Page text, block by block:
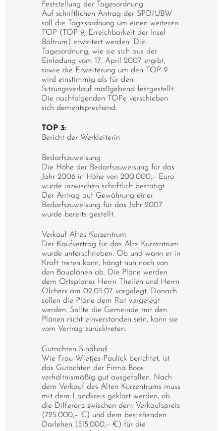
Feststellung der Tagesordnung
Auf schriftlichen Antrag der SPD/UBW
soll die Tagesordnung um einen weiteren
TOP (TOP 9, Erreichbarkeit der Insel
Baltrum) erweitert werden. Die
Tagesordnung, wie sie sich aus der
Einladung vom 17. April 2007 ergibt,
sowie die Erweiterung um den TOP 9
wird einstimmig als für den
Sitzungsverlauf maßgebend festgestellt.
Die nachfolgenden TOPe verschieben
sich dementsprechend.
TOP 3:
Bericht der Werkleiterin
Bedarfszuweisung
Die Höhe der Bedarfszuweisung für das
Jahr 2006 in Höhe von 200.000,– Euro
wurde inzwischen schriftlich bestätigt.
Der Antrag auf Gewährung einer
Bedarfszuweisung für das Jahr 2007
wurde bereits gestellt.
Verkauf Altes Kurzentrum
Der Kaufvertrag für das Alte Kurzentrum
wurde unterschrieben. Ob und wann er in
Kraft treten kann, hängt nun noch von
den Bauplänen ab. Die Pläne werden
dem Ortsplaner Herrn Theilen und Herrn
Olchers am 02.05.07 vorgelegt. Danach
sollen die Pläne dem Rat vorgelegt
werden. Sollte die Gemeinde mit den
Plänen nicht einverstanden sein, kann sie
vom Vertrag zurücktreten.
Gutachten Sindbad
Wie Frau Wietjes-Paulick berichtet, ist
das Gutachten der Firma Boos
verhältnismäßig gut ausgefallen. Nach
dem Verkauf des Alten Kurzentrums muss
mit dem Landkreis geklärt werden, ob
die Differenz zwischen dem Verkaufspreis
(725.000,– €) und dem bestehenden
Darlehen (515.000,– €) für die